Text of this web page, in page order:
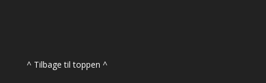
^ Tilbage til toppen ^